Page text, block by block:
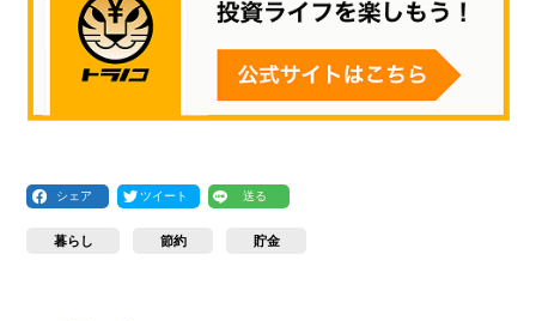
シェア ツイート 送る
暮らし 節約 貯金